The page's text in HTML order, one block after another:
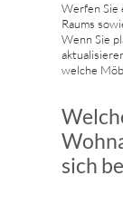
Werfen Sie
Raums
Wenn Sie
welche
sich